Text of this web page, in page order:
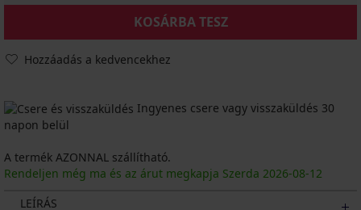
KOSÁRBA TESZ
Hozzáadás a kedvencekhez
Ingyenes csere vagy visszaküldés 30
napon belül
A termék AZONNAL szállítható.
Rendeljen még ma és az árut megkapja Szerda 2026-08-12
LEÍRÁS